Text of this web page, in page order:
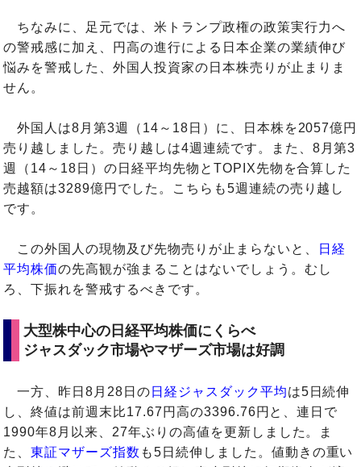
ちなみに、足元では、米トランプ政権の政策実行力へ
の警戒感に加え、円高の進行による日本企業の業績伸び
悩みを警戒した、外国人投資家の日本株売りが止まりま
せん。
外国人は8月第3週（14～18日）に、日本株を2057億円
売り越しました。売り越しは4週連続です。また、8月第3
週（14～18日）の日経平均先物とTOPIX先物を合算した
売越額は3289億円でした。こちらも5週連続の売り越し
です。
この外国人の現物及び先物売りが止まらないと、
日経
平均株価の先高観が強まることはないでしょう。むし
ろ、下振れを警戒するべきです。
大型株中心の日経平均株価にくらべ
ジャスダック市場やマザーズ市場は好調
一方、昨日8月28日の 日経ジャスダック平均は5日続伸
し、終値は前週末比17.67円高の3396.76円と、連日で
1990年8月以来、27年ぶりの高値を更新しました。ま
た、東証マザーズ指数 も5日続伸しました。値動きの重い